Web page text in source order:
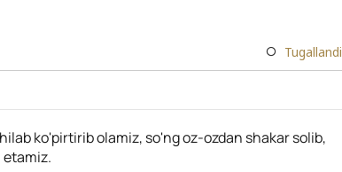
Tugallandi
ko'pirtirib olamiz, so'ng oz-ozdan shakar solib,